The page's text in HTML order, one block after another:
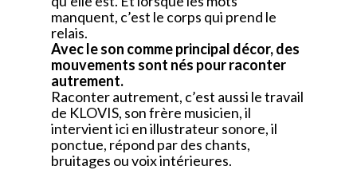
manquent, c’est le corps qui prend le
relais.
Avec le son comme principal décor, des
mouvements sont nés pour raconter
autrement.
Raconter autrement, c’est aussi le travail
de KLOVIS, son frère musicien, il
intervient ici en illustrateur sonore, il
ponctue, répond par des chants,
bruitages ou voix intérieures.